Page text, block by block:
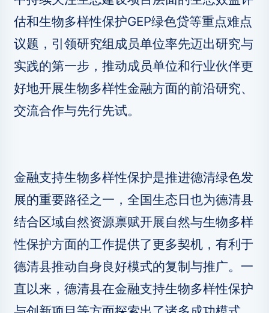
估和生物多样性保护GEP绿色贷等重点难点
议题，引领研究组成员单位率先迈出研究与
实践的第一步，推动成员单位和行业伙伴更
好地开展生物多样性金融方面的前沿研究、
交流合作与先行先试。
金融支持生物多样性保护是推进德清绿色发
展的重要路径之一，全国生态日也为德清县
结合区域自然资源禀赋开展自然与生物多样
性保护方面的工作提供了更多契机，有利于
德清县推动自身良好模式的复制与推广。一
直以来，德清县在金融支持生物多样性保护